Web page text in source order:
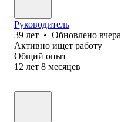
Руководитель
39 лет • Обновлено вчера
Активно ищет работу
Общий опыт
12 лет 8 месяцев